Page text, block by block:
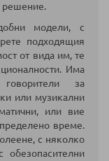
решение.
модели, с
подходящия
от вида им, те
Има
за
или музикални
или вие
време.
с няколко